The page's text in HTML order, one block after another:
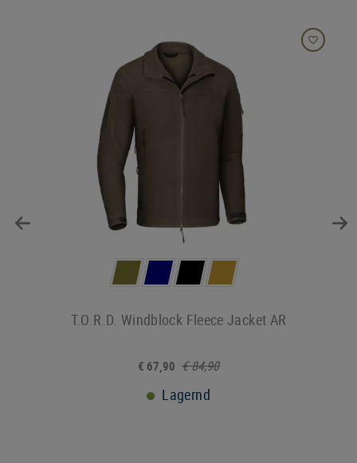
T.O.R.D. Windblock Fleece Jacket AR
€ 67,90 € 84,90
Lagernd